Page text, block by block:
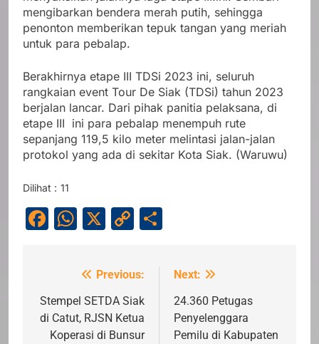
mengibarkan bendera merah putih, sehingga
penonton memberikan tepuk tangan yang meriah
untuk para pebalap.
Berakhirnya etape III TDSi 2023 ini, seluruh
rangkaian event Tour De Siak (TDSi) tahun 2023
berjalan lancar. Dari pihak panitia pelaksana, di
etape III ini para pebalap menempuh rute
sepanjang 119,5 kilo meter melintasi jalan-jalan
protokol yang ada di sekitar Kota Siak. (Waruwu)
Dilihat : 11
Facebook
WhatsApp
X
Copy
Navigasi
pos
Previous:
Stempel SETDA Siak
di Catut, RJSN Ketua
Koperasi di Bunsur
Next:
24.360 Petugas
Penyelenggara
Pemilu di Kabupaten